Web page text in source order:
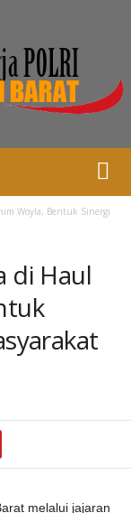
Woyla, Bentuk Sinergi
di Haul
melalui jajaran